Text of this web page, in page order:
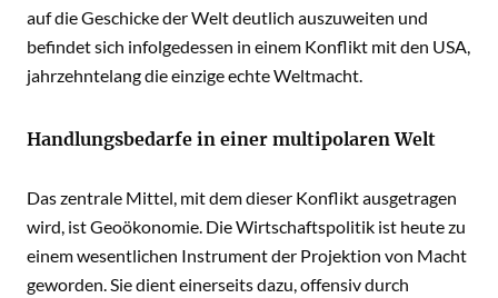
auf die Geschicke der Welt deutlich auszuweiten und
befindet sich infolgedessen in einem Konflikt mit den USA,
jahrzehntelang die einzige echte Weltmacht.
Handlungsbedarfe in einer multipolaren Welt
Das zentrale Mittel, mit dem dieser Konflikt ausgetragen
wird, ist Geoökonomie. Die Wirtschaftspolitik ist heute zu
einem wesentlichen Instrument der Projektion von Macht
geworden. Sie dient einerseits dazu, offensiv durch